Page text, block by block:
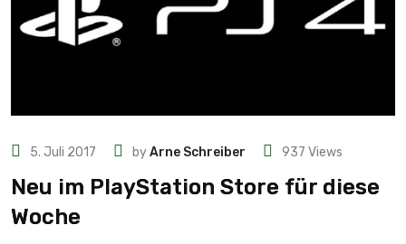
5. Juli 2017 byArne Schreiber 937 Views
Neu im PlayStation Store für diese
Woche